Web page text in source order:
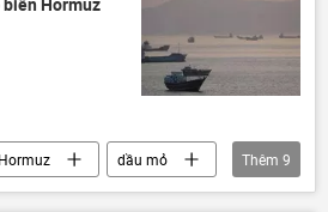
Hormuz
dầu mỏ
Hoa Kỳ
Thêm 9